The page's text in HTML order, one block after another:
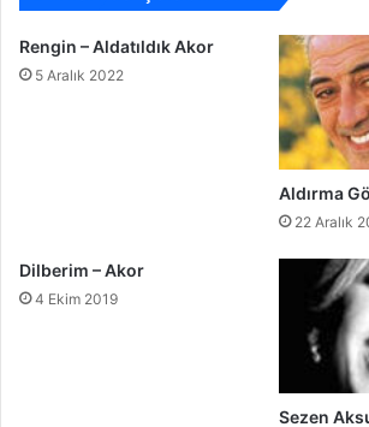
Rengin – Aldatıldık Akor
5 Aralık 2022
Aldırma
22 Aralık
Dilberim – Akor
4 Ekim 2019
Sezen